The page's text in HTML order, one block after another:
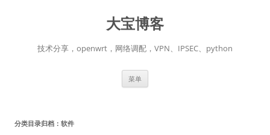
大宝博客
技术分享，openwrt，网络调配，VPN、IPSEC、python
菜单
分类目录归档： 软件